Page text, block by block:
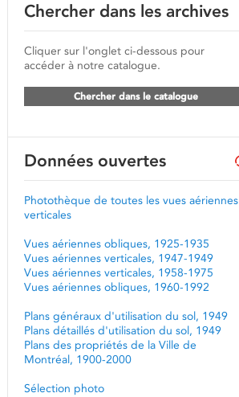
Chercher dans les archives
Cliquer sur l'onglet ci-dessous pour
accéder à notre catalogue.
Chercher dans le catalogue
Données ouvertes
Photothèque de toutes les vues aériennes
verticales
Vues aériennes obliques, 1925-1935
Vues aériennes verticales, 1947-1949
Vues aériennes verticales, 1958-1975
Vues aériennes obliques, 1960-1992
Plans généraux d'utilisation du sol, 1949
Plans détaillés d'utilisation du sol, 1949
Plans des propriétés de la Ville de
Montréal, 1900-2000
Sélection photo